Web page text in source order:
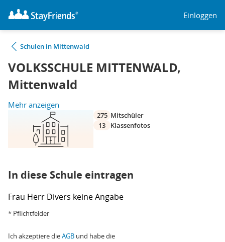
Einloggen
Schulen in Mittenwald
VOLKSSCHULE MITTENWALD,
Mittenwald
Mehr anzeigen
275 Mitschüler
13
Klassenfotos
In diese Schule eintragen
Frau Herr Divers keine Angabe
* Pflichtfelder
Ich akzeptiere dieAGB und habe die